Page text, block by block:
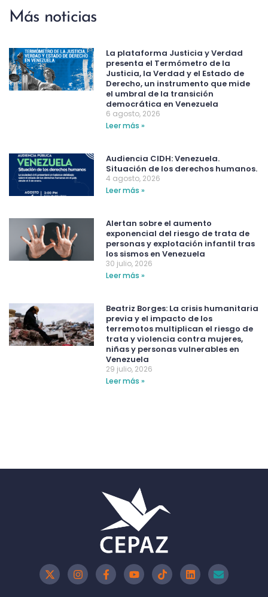
Más noticias
La plataforma Justicia y Verdad
presenta el Termómetro de la
Justicia, la Verdad y el Estado de
Derecho, un instrumento que mide
el umbral de la transición
democrática en Venezuela
6 agosto, 2026
Leer más »
Audiencia CIDH: Venezuela.
Situación de los derechos humanos.
4 agosto, 2026
Leer más »
Alertan sobre el aumento
exponencial del riesgo de trata de
personas y explotación infantil tras
los sismos en Venezuela
30 julio, 2026
Leer más »
Beatriz Borges: La crisis humanitaria
previa y el impacto de los
terremotos multiplican el riesgo de
trata y violencia contra mujeres,
niñas y personas vulnerables en
Venezuela
29 julio, 2026
Leer más »